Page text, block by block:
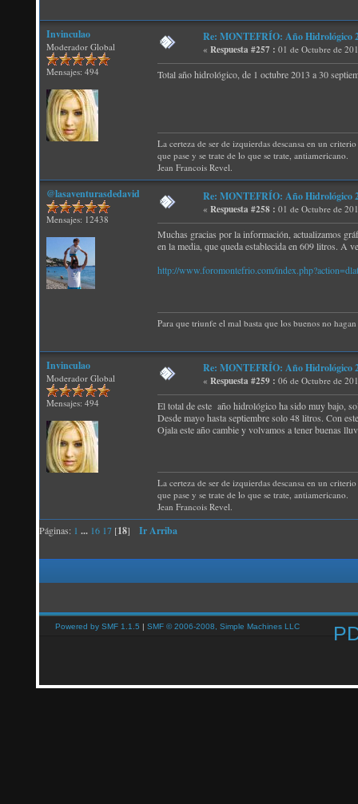
Invinculao
Moderador Global
Mensajes: 494
Re: MONTEFRÍO: Año Hidrológico
« Respuesta #257 : 01 de Octubre de
Total año hidrológico, de 1 octubre 2013 a 30
La certeza de ser de izquierdas descansa en un
que pase y se trate de lo que se trate, antiamericano.
Jean Francois Revel.
@lasaventurasdedavid
Mensajes: 12438
Re: MONTEFRÍO: Año Hidrológico
« Respuesta #258 : 01 de Octubre de
Muchas gracias por la información, actualizamos
en la media, que queda establecida en 609 litros. A
http://www.foromontefrio.com/
Para que triunfe el mal basta que los buenos no
Invinculao
Moderador Global
Mensajes: 494
Re: MONTEFRÍO: Año Hidrológico
« Respuesta #259 : 06 de Octubre de
El total de este año hidrológico ha sido muy bajo,
Desde mayo hasta septiembre solo 48 litros. Con
Ojala este año cambie y volvamos a tener buenas
La certeza de ser de izquierdas descansa en un
que pase y se trate de lo que se trate, antiamericano.
Jean Francois Revel.
Páginas: 1 ... 16 17 [18] Ir Arriba
Powered by SMF 1.1.5 | SMF © 2006-2008, Simple Machines LLC